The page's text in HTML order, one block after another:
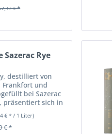
€ *
Sazerac Rye
destilliert von
Frankfort und
bei Sazerac
präsentiert sich in
zu Beginn des 19.
es in New
€ * / 1 Liter)
€ *